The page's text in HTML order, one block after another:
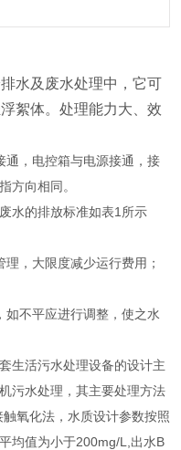
水及废水处理中，它可
絮体。处理能力大、效
通，电控箱与电源接通，接
方向相同。
水的排放标准如表1所示
理，大限度减少运行费用；
如不平应进行调整，使之水
活污水处理设备的设计主
污水处理，其主要处理方法
氧化法，水质设计参数按照
均值为小于200mg/L,出水B